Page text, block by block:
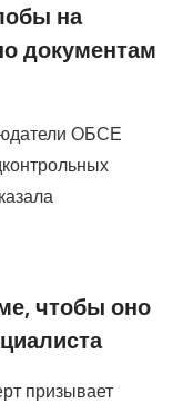
на
документам
ОБСЕ
чтобы оно
призывает